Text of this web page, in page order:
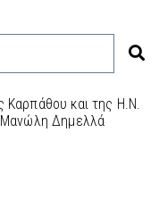
Καρπάθου και της Η.Ν.
Μανώλη Δημελλά